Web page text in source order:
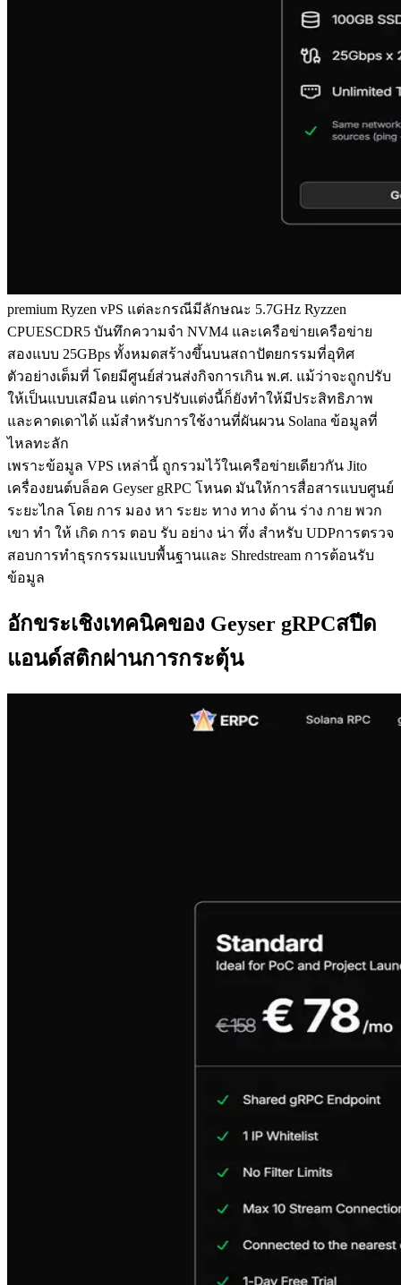
premium Ryzen vPS แต่ละกรณีมีลักษณะ 5.7GHz Ryzzen
CPUESCDR5 บันทึกความจํา NVM4 และเครือข่ายเครือข่าย
สองแบบ 25GBps ทั้งหมดสร้างขึ้นบนสถาปัตยกรรมที่อุทิศ
ตัวอย่างเต็มที่ โดยมีศูนย์ส่วนส่งกิจการเกิน พ.ศ. แม้ว่าจะถูกปรับ
ให้เป็นแบบเสมือน แต่การปรับแต่งนี้ก็ยังทําให้มีประสิทธิภาพ
และคาดเดาได้ แม้สําหรับการใช้งานที่ผันผวน Solana ข้อมูลที่
ไหลทะลัก
เพราะข้อมูล VPS เหล่านี้ ถูกรวมไว้ในเครือข่ายเดียวกัน Jito
เครื่องยนต์บล็อค Geyser gRPC โหนด มันให้การสื่อสารแบบศูนย์
ระยะไกล โดย การ มอง หา ระยะ ทาง ทาง ด้าน ร่าง กาย พวก
เขา ทํา ให้ เกิด การ ตอบ รับ อย่าง น่า ทึ่ง สําหรับ UDPการตรวจ
สอบการทําธุรกรรมแบบพื้นฐานและ Shredstream การต้อนรับ
ข้อมูล
อักขระเชิงเทคนิคของ Geyser gRPCสปีด
แอนด์สติกผ่านการกระตุ้น